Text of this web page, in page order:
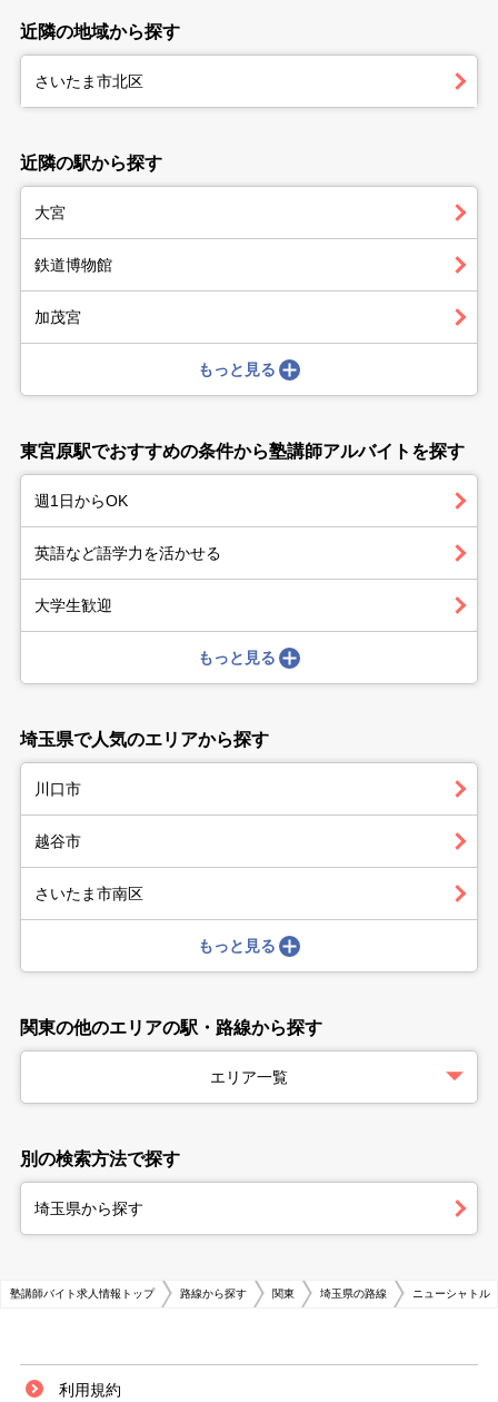
近隣の地域から探す
さいたま市北区
近隣の駅から探す
大宮
鉄道博物館
加茂宮
もっと見る
東宮原駅でおすすめの条件から塾講師アルバイトを探す
週1日からOK
英語など語学力を活かせる
大学生歓迎
もっと見る
埼玉県で人気のエリアから探す
川口市
越谷市
さいたま市南区
もっと見る
関東の他のエリアの駅・路線から探す
エリア一覧
別の検索方法で探す
埼玉県から探す
塾講師バイト求人情報トップ 路線から探す 関東 埼玉県の路線 ニューシャトル
利用規約